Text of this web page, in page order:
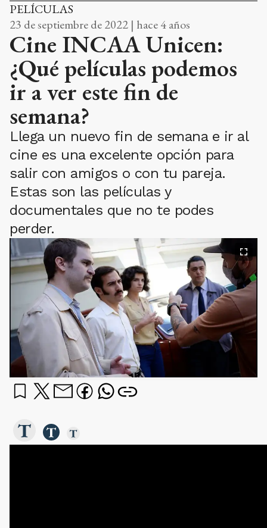
PELÍCULAS
23 de septiembre de 2022 | hace 4 años
Cine INCAA Unicen:
¿Qué películas podemos
ir a ver este fin de
semana?
Llega un nuevo fin de semana e ir al
cine es una excelente opción para
salir con amigos o con tu pareja.
Estas son las películas y
documentales que no te podes
perder.